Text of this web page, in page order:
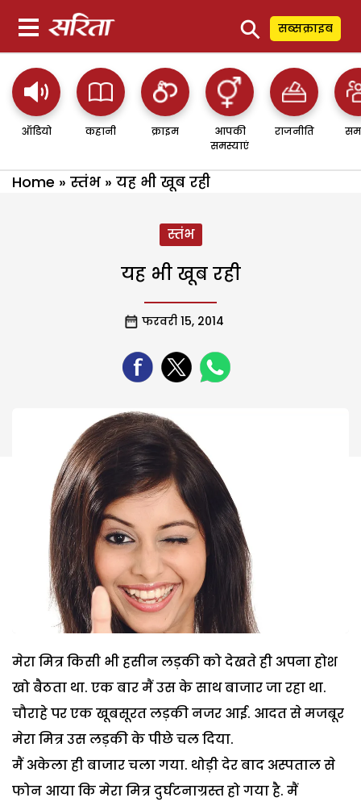
⚲ सब्सक्राइब
ऑडियो कहानी क्राइम
आपकी
समस्याएं
राजनीति
Home » स्तंभ » यह भी खूब रही
स्तंभ
यह भी खूब रही
फरवरी 15, 2014
मेरा मित्र किसी भी हसीन लड़की को देखते ही अपना होश
खो बैठता था. एक बार मैं उस के साथ बाजार जा रहा था.
चौराहे पर एक खूबसूरत लड़की नजर आई. आदत से मजबूर
मेरा मित्र उस लड़की के पीछे चल दिया.
मैं अकेला ही बाजार चला गया. थोड़ी देर बाद अस्पताल से
फोन आया कि मेरा मित्र दुर्घटनाग्रस्त हो गया है. मैं